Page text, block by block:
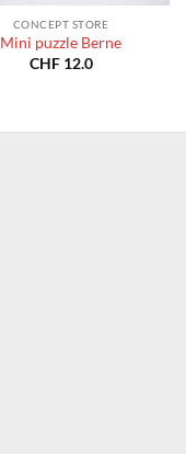
CONCEPT STORE
Mini puzzle Berne
CHF12.0